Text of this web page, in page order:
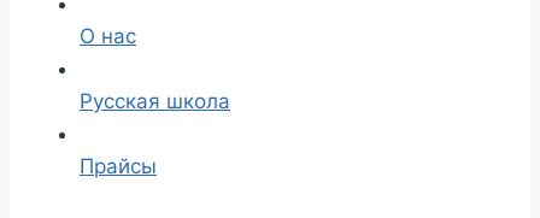
О нас
Русская школа
Прайсы